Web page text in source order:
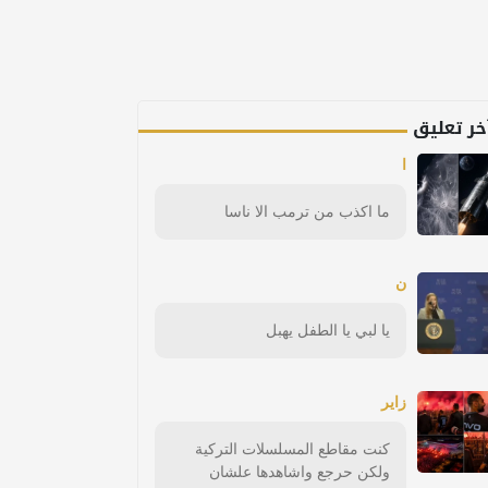
تعليق
ما اكذب من ترمب الا ناسا
ن
يا لبي يا الطفل يهبل
زاير
كنت مقاطع المسلسلات التركية
ولكن حرجع واشاهدها علشان